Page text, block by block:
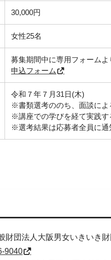
30,000円
女性25名
募集期間中に専用フォームよ
申込フォーム
令和７年７月31日(木)
※書類選考ののち、面談によ
※講座での学びを経て実践
※選考結果は応募者全員に通
財団法人大阪男女いきいき
9040